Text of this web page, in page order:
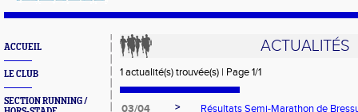
ACCUEIL
LE CLUB
SECTION RUNNING /
ACTUALITÉS
1 actualité(s) trouvée(s) | Page 1/1
03/04 > Résultats Semi-Marathon de